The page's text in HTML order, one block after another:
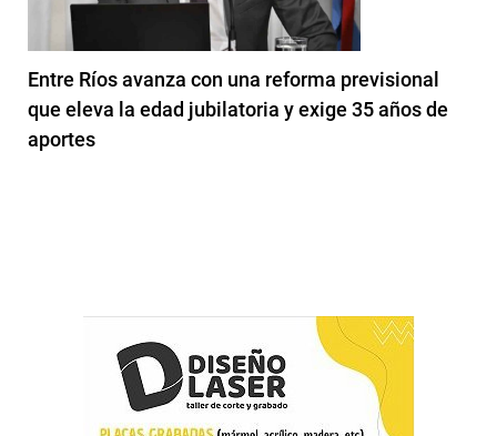
Entre Ríos avanza con una reforma previsional
que eleva la edad jubilatoria y exige 35 años de
aportes